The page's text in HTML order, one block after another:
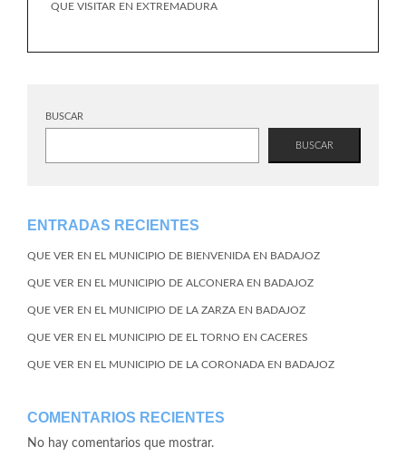
QUE VISITAR EN EXTREMADURA
BUSCAR
BUSCAR
ENTRADAS RECIENTES
QUE VER EN EL MUNICIPIO DE BIENVENIDA EN BADAJOZ
QUE VER EN EL MUNICIPIO DE ALCONERA EN BADAJOZ
QUE VER EN EL MUNICIPIO DE LA ZARZA EN BADAJOZ
QUE VER EN EL MUNICIPIO DE EL TORNO EN CACERES
QUE VER EN EL MUNICIPIO DE LA CORONADA EN BADAJOZ
COMENTARIOS RECIENTES
No hay comentarios que mostrar.